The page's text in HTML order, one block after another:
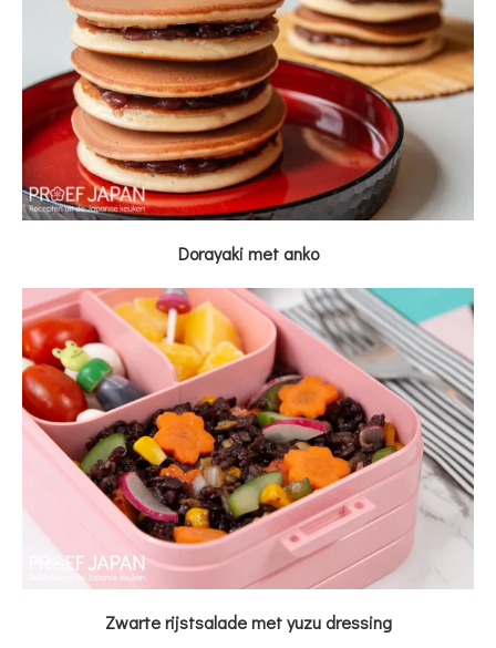
Dorayaki met anko
Zwarte rijstsalade met yuzu dressing